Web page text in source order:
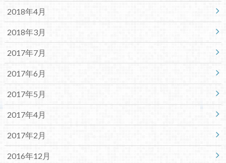
2018年4月
2018年3月
2017年7月
2017年6月
2017年5月
2017年4月
2017年2月
2016年12月